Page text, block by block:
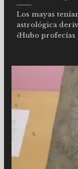
Los mayas
astrológica
¿Hubo profecías